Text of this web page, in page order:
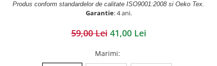
Produs conform standardelor de calitate ISO9001:2008 si Oeko Tex.
Garantie: 4 ani.
59,00 Lei 41,00 Lei
Marimi: